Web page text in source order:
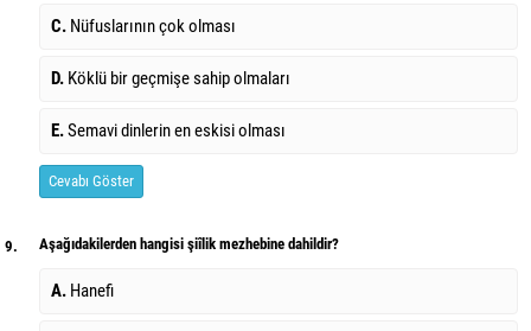
C. Nüfuslarının çok olması
D. Köklü bir geçmişe sahip olmaları
E.Semavi dinlerin en eskisi olması
Cevabı Göster
9. Aşağıdakilerden hangisi şiîlik mezhebine dahildir?
A. Hanefi